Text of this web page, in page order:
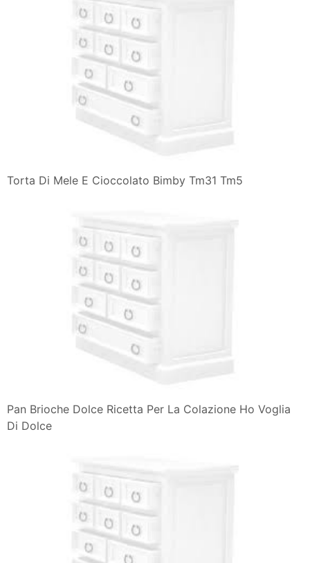
Torta Di Mele E Cioccolato Bimby Tm31 Tm5
Pan Brioche Dolce Ricetta Per La Colazione Ho Voglia
Di Dolce